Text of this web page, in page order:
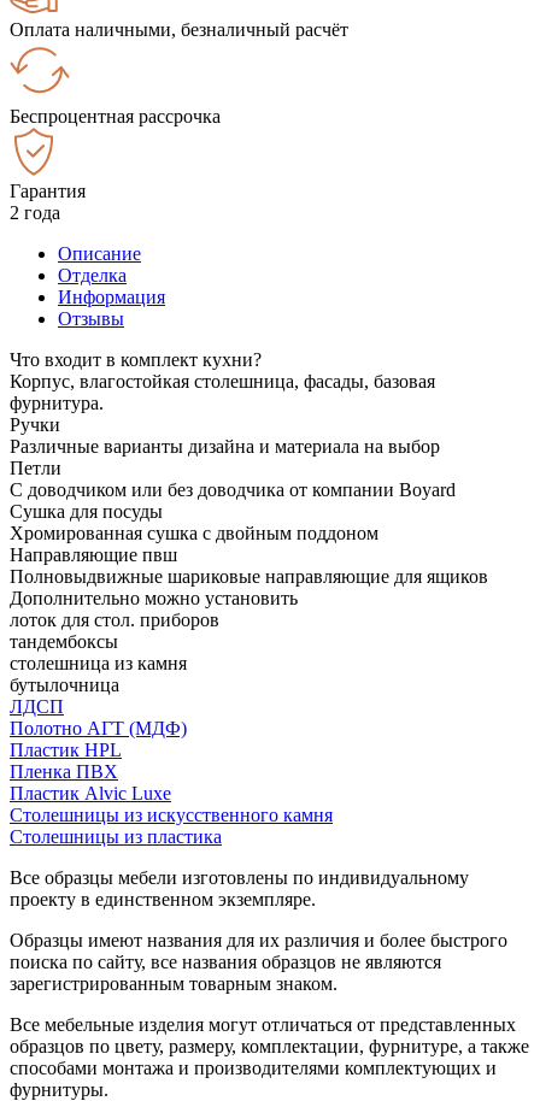
Оплата наличными, безналичный расчёт
Беспроцентная рассрочка
Гарантия
2 года
Описание
Отделка
Информация
Отзывы
Что входит в комплект кухни?
Корпус, влагостойкая столешница, фасады, базовая
фурнитура.
Ручки
Различные варианты дизайна и материала на выбор
Петли
С доводчиком или без доводчика от компании Boyard
Сушка для посуды
Хромированная сушка с двойным поддоном
Направляющие пвш
Полновыдвижные шариковые направляющие для ящиков
Дополнительно можно установить
лоток для стол. приборов
тандембоксы
столешница из камня
бутылочница
ЛДСП
Полотно АГТ (МДФ)
Пластик HPL
Пленка ПВХ
Пластик Alvic Luxe
Столешницы из искусственного камня
Столешницы из пластика
Все образцы мебели изготовлены по индивидуальному
проекту в единственном экземпляре.
Образцы имеют названия для их различия и более быстрого
поиска по сайту, все названия образцов не являются
зарегистрированным товарным знаком.
Все мебельные изделия могут отличаться от представленных
образцов по цвету, размеру, комплектации, фурнитуре, а также
способами монтажа и производителями комплектующих и
фурнитуры.